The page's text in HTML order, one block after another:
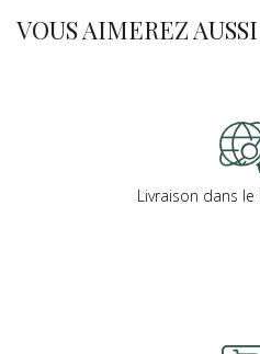
VOUS AIMEREZ
Livraison dans